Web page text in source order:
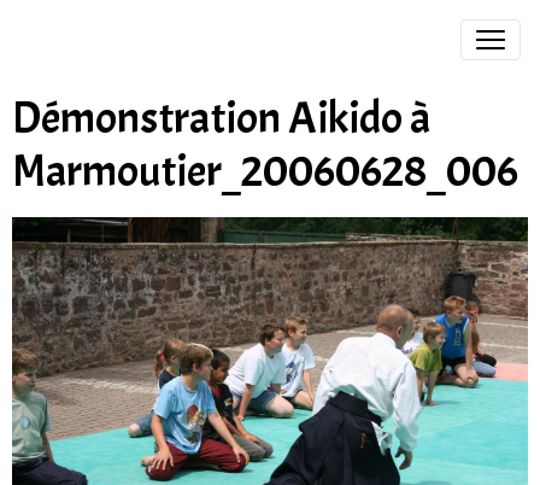
Démonstration Aikido à
Marmoutier_20060628_006